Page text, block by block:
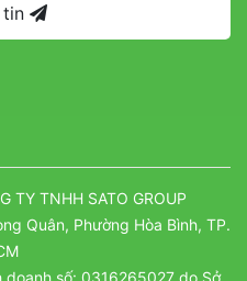
tin
TY TNHH SATO GROUP
Quân, Phường Hòa Bình, TP.
số: 0316265027 do Sở